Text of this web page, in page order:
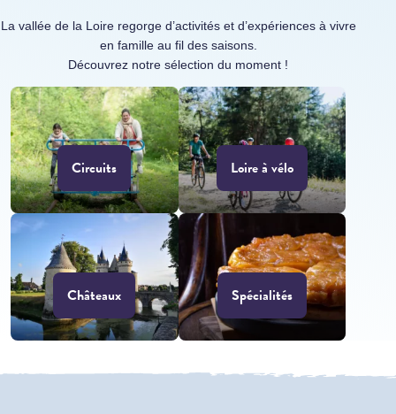
La vallée de la Loire regorge d’activités et d’expériences à vivre
en famille au fil des saisons.
Découvrez notre sélection du moment !
Circuits Loire à vélo
Châteaux Spécialités